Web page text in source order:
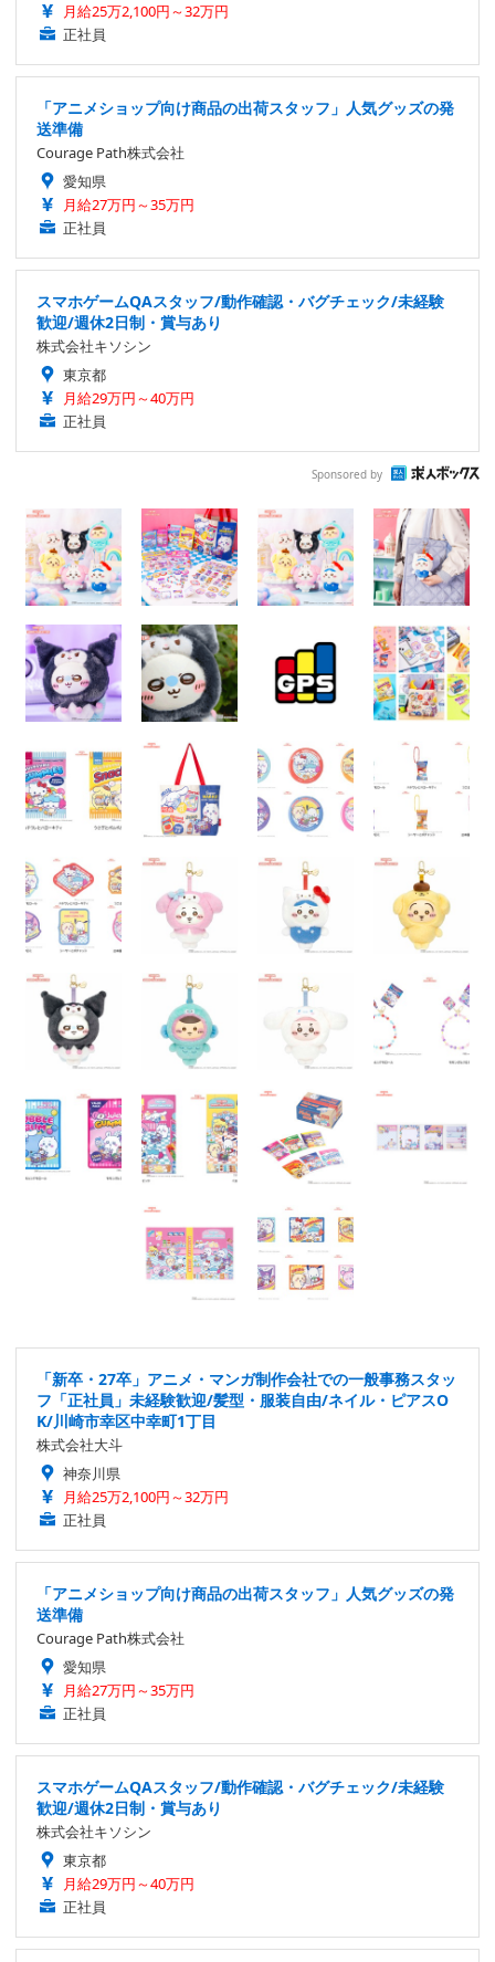
月給25万2,100円～32万円
正社員
「アニメショップ向け商品の出荷スタッフ」人気グッズの発
送準備
Courage Path株式会社
愛知県
月給27万円～35万円
正社員
スマホゲームQAスタッフ/動作確認・バグチェック/未経験
歓迎/週休2日制・賞与あり
株式会社キソシン
東京都
月給29万円～40万円
正社員
Sponsored by
「新卒・27卒」アニメ・マンガ制作会社での一般事務スタッ
フ「正社員」未経験歓迎/髪型・服装自由/ネイル・ピアスO
K/川崎市幸区中幸町1丁目
株式会社大斗
神奈川県
月給25万2,100円～32万円
正社員
「アニメショップ向け商品の出荷スタッフ」人気グッズの発
送準備
Courage Path株式会社
愛知県
月給27万円～35万円
正社員
スマホゲームQAスタッフ/動作確認・バグチェック/未経験
歓迎/週休2日制・賞与あり
株式会社キソシン
東京都
月給29万円～40万円
正社員